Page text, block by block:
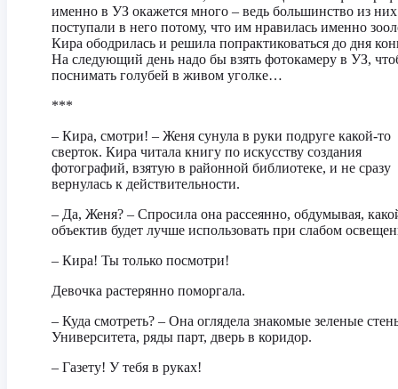
именно в УЗ окажется много – ведь большинство из них
поступали в него потому, что им нравилась именно
Кира ободрилась и решила попрактиковаться до дня
На следующий день надо бы взять фотокамеру в УЗ,
поснимать голубей в живом уголке…
***
– Кира, смотри! – Женя сунула в руки подруге какой-то
сверток. Кира читала книгу по искусству создания
фотографий, взятую в районной библиотеке, и не сразу
вернулась к действительности.
– Да, Женя? – Спросила она рассеянно, обдумывая,
объектив будет лучше использовать при слабом
– Кира! Ты только посмотри!
Девочка растерянно поморгала.
– Куда смотреть? – Она оглядела знакомые зеленые
Университета, ряды парт, дверь в коридор.
– Газету! У тебя в руках!